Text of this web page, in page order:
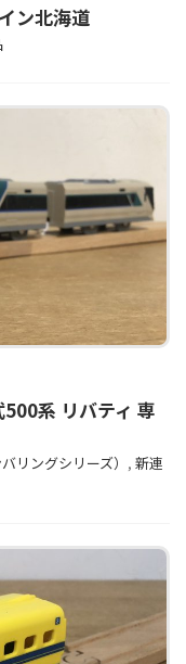
ン北海道
500系 リバティ 専
リングシリーズ） , 新連